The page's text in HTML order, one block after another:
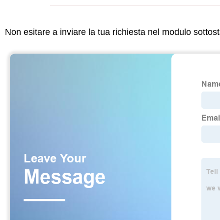
Non esitare a inviare la tua richiesta nel modulo